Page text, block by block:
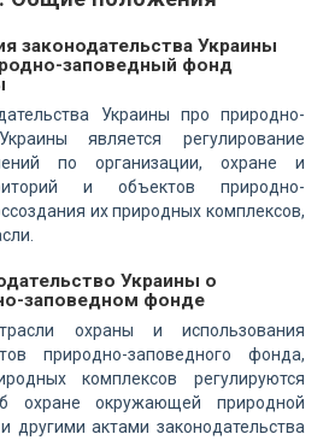
законодательства Украины
заповедный фонд
Украины про природно-
является регулирование
по организации, охране и
и объектов природно-
их природных комплексов,
Украины о
заповедном фонде
охраны и использования
природно-заповедного фонда,
комплексов регулируются
охране окружающей природной
другими актами законодательства